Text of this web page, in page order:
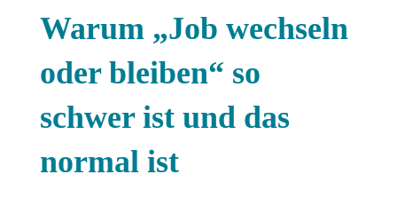
Warum „Job wechseln
oder bleiben“ so
schwer ist und das
normal ist